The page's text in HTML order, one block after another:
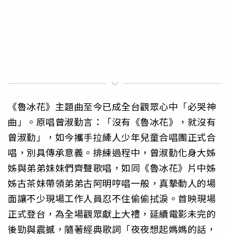
《魯冰花》主題曲至今已成全台觀眾心中「必哭神
曲」。原唱曾淑勤言：「沒有《魯冰花》，就沒有
曾淑勤」，如今攜手拉縴人少年兒童合唱團正式合
唱，別具傳承意義。排練過程中，曾淑勤化身大姊
姊與弟弟妹妹們齊聲歌唱，如同《魯冰花》片中姊
姊古茶妹帶領弟弟古阿明哼唱一般，真摯動人的場
面讓不少現場工作人員忍不住偷偷拭淚。首映現場
正式登台，為全場觀眾獻上大禮，延續電影未完的
後勁與震撼，隨著經典歌詞「夜夜想起媽媽的話，